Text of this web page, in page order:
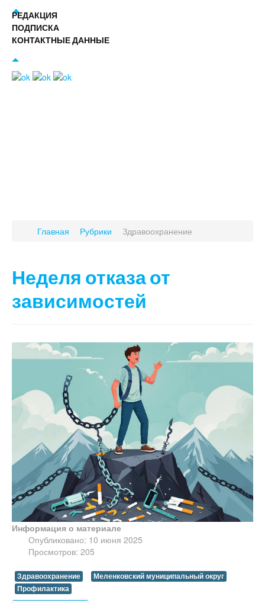
РЕДАКЦИЯ
ПОДПИСКА
КОНТАКТНЫЕ ДАННЫЕ
Главная Рубрики Здравоохранение
Неделя отказа от
зависимостей
Информация о материале
Опубликовано: 10 июня 2025
Просмотров: 205
Здравоохранение
Меленковский муниципальный округ
Профилактика